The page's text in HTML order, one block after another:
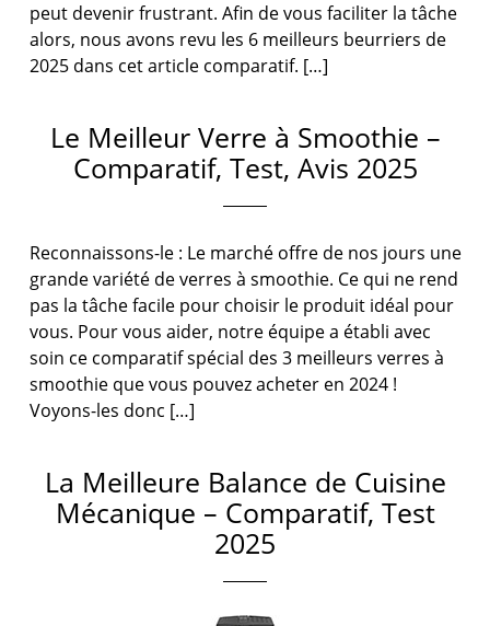
peut devenir frustrant. Afin de vous faciliter la tâche
alors, nous avons revu les 6 meilleurs beurriers de
2025 dans cet article comparatif. […]
Le Meilleur Verre à Smoothie –
Comparatif, Test, Avis 2025
Reconnaissons-le : Le marché offre de nos jours une
grande variété de verres à smoothie. Ce qui ne rend
pas la tâche facile pour choisir le produit idéal pour
vous. Pour vous aider, notre équipe a établi avec
soin ce comparatif spécial des 3 meilleurs verres à
smoothie que vous pouvez acheter en 2024 !
Voyons-les donc […]
La Meilleure Balance de Cuisine
Mécanique – Comparatif, Test
2025